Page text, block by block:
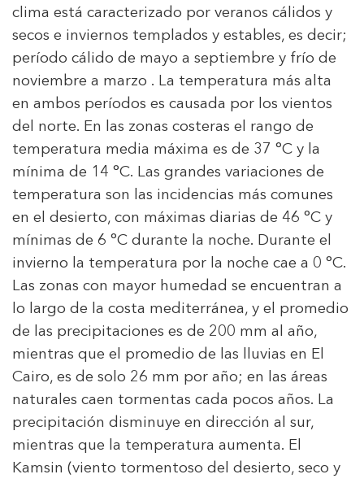
clima está caracterizado por veranos cálidos y
secos e inviernos templados y estables, es decir;
período cálido de mayo a septiembre y frío de
noviembre a marzo . La temperatura más alta
en ambos períodos es causada por los vientos
del norte. En las zonas costeras el rango de
temperatura media máxima es de 37 °C y la
mínima de 14 °C. Las grandes variaciones de
temperatura son las incidencias más comunes
en el desierto, con máximas diarias de 46 °C y
mínimas de 6 °C durante la noche. Durante el
invierno la temperatura por la noche cae a 0 °C.
Las zonas con mayor humedad se encuentran a
lo largo de la costa mediterránea, y el promedio
de las precipitaciones es de 200 mm al año,
mientras que el promedio de las lluvias en El
Cairo, es de solo 26 mm por año; en las áreas
naturales caen tormentas cada pocos años. La
precipitación disminuye en dirección al sur,
mientras que la temperatura aumenta. El
Kamsin (viento tormentoso del desierto, seco y